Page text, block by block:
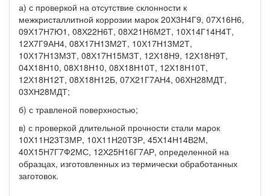
а) с проверкой на отсутствие склонности к
межкристаллитной коррозии марок 20Х3Н4Г9, 07Х16Н6,
09Х17Н7Ю1, 08Х22Н6Т, 08Х21Н6М2Т, 10Х14Г14Н4Т,
12Х7Г9АН4, 08Х17Н13М2Т, 10Х17Н13М2Т,
10Х17Н13М3Т, 08Х17Н15М3Т, 12Х18Н9, 12Х18Н9Т,
04Х18Н10, 08Х18Н10, 08Х18Н10Т, 12Х18Н10Т,
12Х18Н12Т, 08Х18Н12Б, 07Х21Г7АН4, 06ХН28МДТ,
03ХН28МДТ;
б) с травленой поверхностью;
в) с проверкой длительной прочности стали марок
10Х11Н23Т3МР, 10Х11Н20Т3Р, 45Х14Н14В2М,
40Х15Н7Г7Ф2МС, 12Х25Н16Г7АР, определенной на
образцах, изготовленных из термически обработанных
заготовок.